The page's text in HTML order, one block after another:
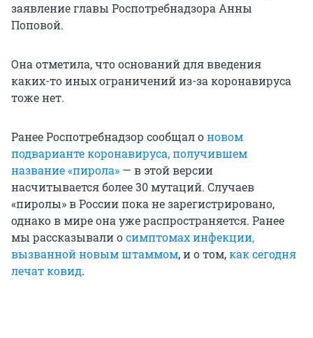
заявление главы Роспотребнадзора Анны
Поповой.
Она отметила, что оснований для введения
каких-то иных ограничений из-за коронавируса
тоже нет.
Ранее Роспотребнадзор сообщал оновом
подварианте коронавируса, получившем
название «пирола» — в этой версии
насчитывается более 30 мутаций. Случаев
«пиролы» в России пока не зарегистрировано,
однако в мире она уже распространяется. Ранее
мы рассказывали осимптомах инфекции,
вызванной новым штаммом, и о том,как сегодня
лечат ковид.